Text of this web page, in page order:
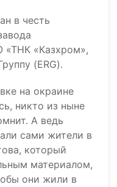
в честь
«ТНК «Казхром»,
(ERG).
на окраине
никто из ныне
А ведь
сами жители в
который
материалом,
они жили в